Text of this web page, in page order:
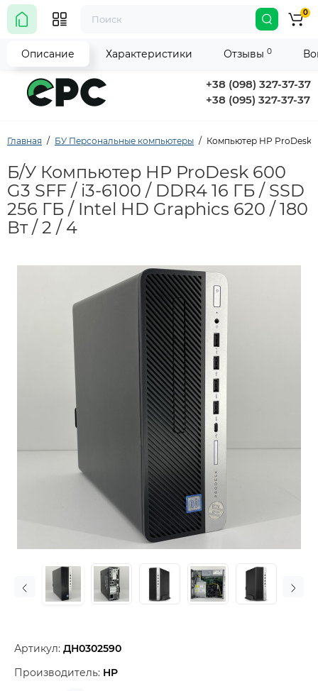
+38 (098) 327-37-37
+38 (095) 327-37-37
0
Главная БУ Персональные компьютеры Компьютер HP ProDesk
Б/У Компьютер HP ProDesk 600
G3 SFF / i3-6100 / DDR4 16 ГБ / SSD
256 ГБ / Intel HD Graphics 620 / 180
Вт / 2 / 4
Артикул: ДН0302590
Производитель: HP
Описание Характеристики Отзывы 0